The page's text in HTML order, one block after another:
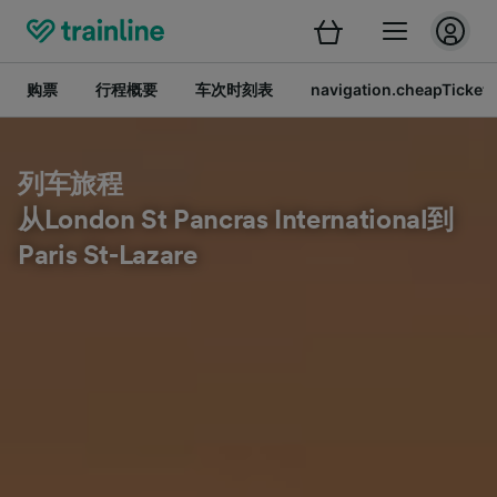
购票 行程概要 车次时刻表 navigation.cheapTickets
列车旅程
从London St Pancras International到
Paris St-Lazare